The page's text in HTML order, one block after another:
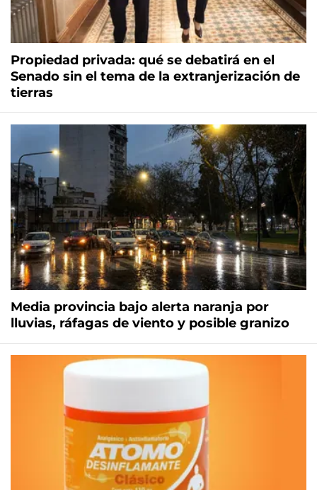
Propiedad privada: qué se debatirá en el
Senado sin el tema de la extranjerización de
tierras
Media provincia bajo alerta naranja por
lluvias, ráfagas de viento y posible granizo